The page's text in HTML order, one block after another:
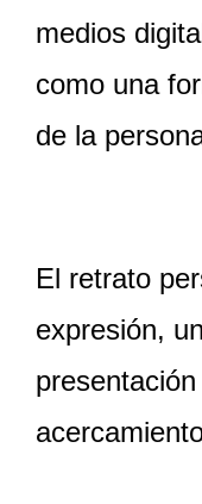
medios
como una
de la
El retrato
expresión,